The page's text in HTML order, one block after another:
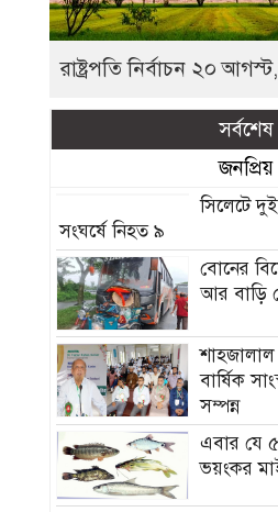
রাষ্ট্রপতি নির্বাচন ২০
সর্বশেষ
জনপ্রিয়
সিলেটে
সংঘর্ষে নিহত ৯
বোনের
আর বাড়ি
বার্ষিক
সম্পন্ন
এবার যে
ভয়ংকর